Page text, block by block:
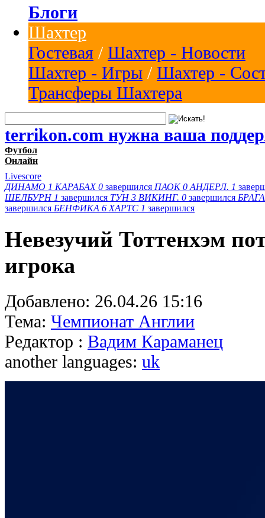
Блоги
Шахтер
Гостевая / Шахтер - Новости
Шахтер - Игры / Шахтер -
Трансферы Шахтера
terrikon.com нужна ваша
Футбол
Онлайн
Livescore
ДИНАМО 1 КАРАБАХ 0 завершился ПАОК 0 АНДЕРЛ. 1
ШЕЛБУРН 1 завершился ТУН 3 ВИКИНГ. 0 завершился БРАГА
завершился БЕНФИКА 6 ХАРТС 1 завершился
Невезучий Тоттенхэм
игрока
Добавлено: 26.04.26 15:16
Тема: Чемпионат Англии
Редактор : Вадим Караманец
another languages: uk